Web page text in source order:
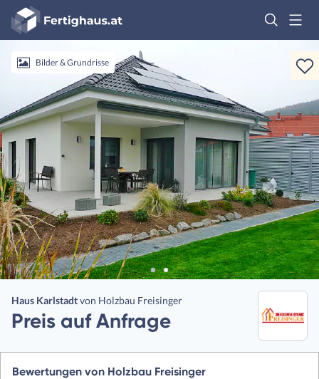
Fertighaus
Logo
AnmeldenBilder & Grundrisse
Haus Karlstadtvon Holzbau Freisinger
Preis auf Anfrage
Bewertungen von Holzbau Freisinger